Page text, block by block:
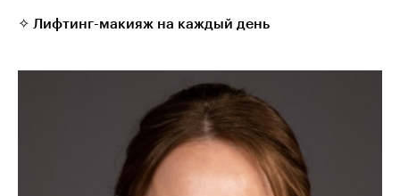
✧ Лифтинг-макияж на каждый день